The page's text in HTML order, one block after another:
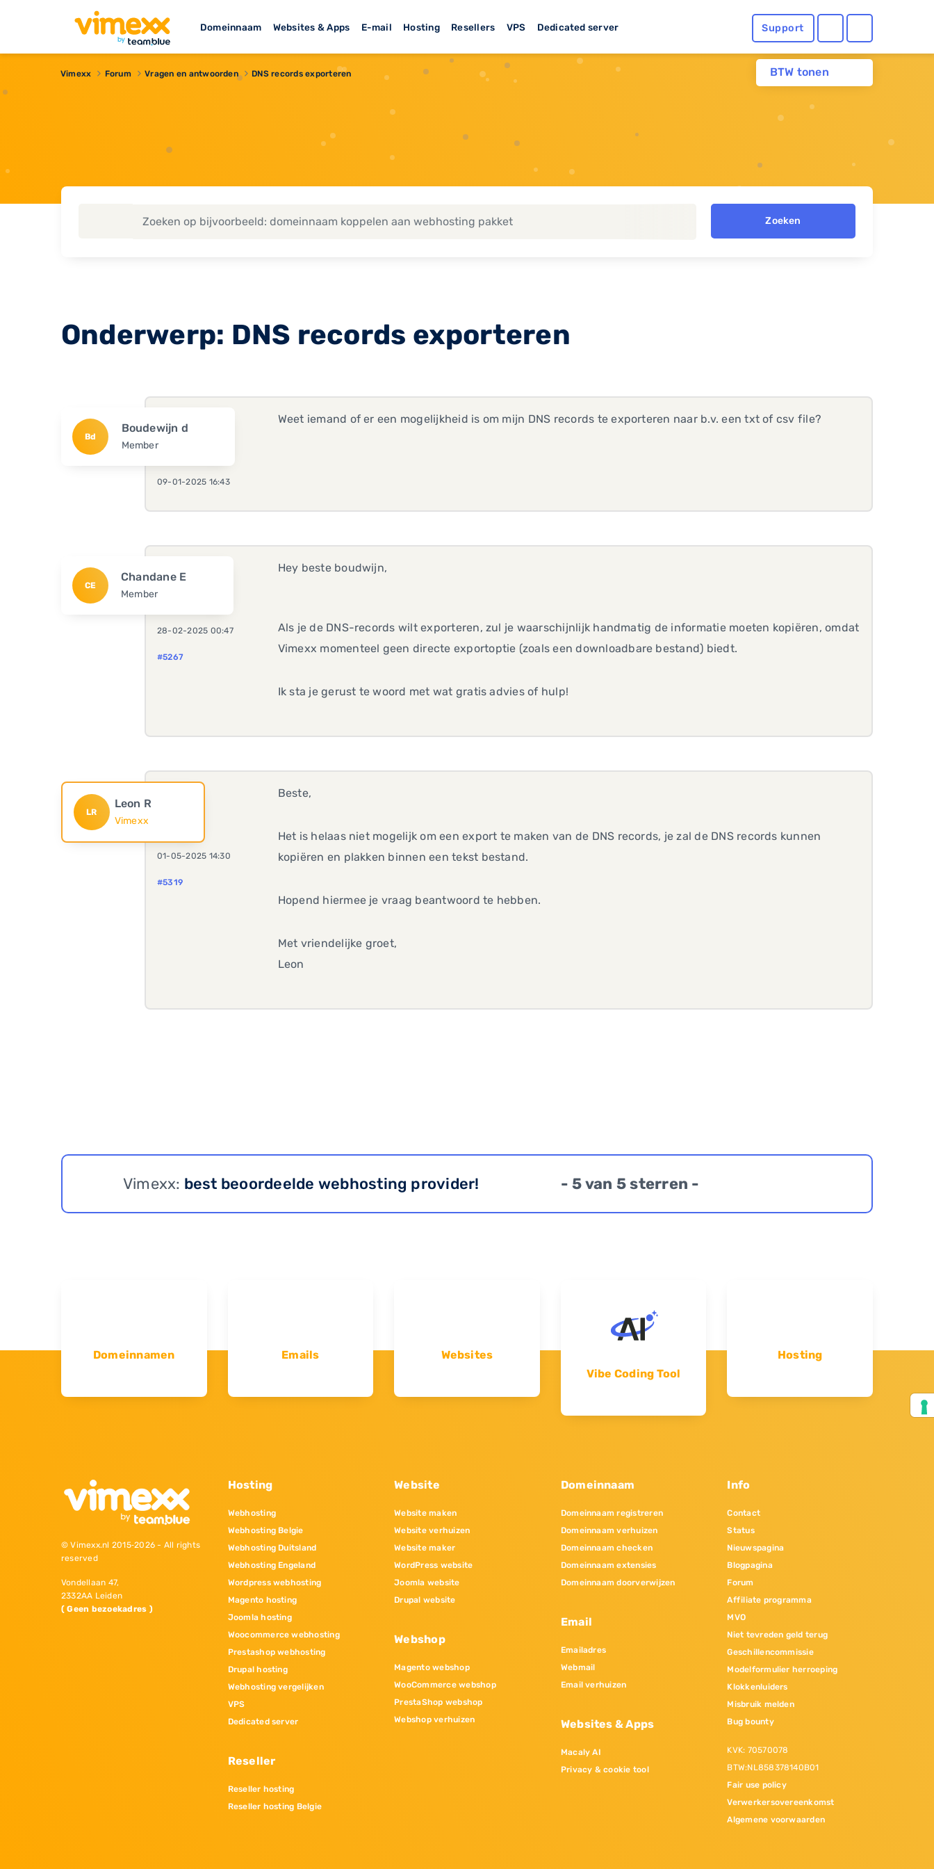
Domeinnaam Websites & Apps E-mail Hosting Resellers VPS Dedicated server Support
BTW tonen
Vimexx Forum Vragen en antwoorden DNS records exporteren
Zoeken
Onderwerp: DNS records exporteren
Bd
Boudewijn d
Member
09-01-2025 16:43
Weet iemand of er een mogelijkheid is om mijn DNS records te exporteren naar b.v. een txt of csv file?
CE
Chandane E
Member
28-02-2025 00:47
#5267
Hey beste boudwijn,
Als je de DNS-records wilt exporteren, zul je waarschijnlijk handmatig de informatie moeten kopiëren, omdat
Vimexx momenteel geen directe exportoptie (zoals een downloadbare bestand) biedt.
Ik sta je gerust te woord met wat gratis advies of hulp!
LR
Leon R
Vimexx
01-05-2025 14:30
#5319
Beste,
Het is helaas niet mogelijk om een export te maken van de DNS records, je zal de DNS records kunnen
kopiëren en plakken binnen een tekst bestand.
Hopend hiermee je vraag beantwoord te hebben.
Met vriendelijke groet,
Leon
Vimexx: best beoordeelde webhosting provider! - 5 van 5 sterren -
Domeinnamen Emails
Websites
Vibe Coding Tool
Hosting
© Vimexx.nl 2015‐2026 - All rights
reserved
Vondellaan 47,
2332AA Leiden
( Geen bezoekadres )
Hosting
Webhosting
Webhosting Belgie
Webhosting Duitsland
Webhosting Engeland
Wordpress webhosting
Magento hosting
Joomla hosting
Woocommerce webhosting
Prestashop webhosting
Drupal hosting
Webhosting vergelijken
VPS
Dedicated server
Reseller
Reseller hosting
Reseller hosting Belgie
Website
Website maken
Website verhuizen
Website maker
WordPress website
Joomla website
Drupal website
Webshop
Magento webshop
WooCommerce webshop
PrestaShop webshop
Webshop verhuizen
Domeinnaam
Domeinnaam registreren
Domeinnaam verhuizen
Domeinnaam checken
Domeinnaam extensies
Domeinnaam doorverwijzen
Email
Emailadres
Webmail
Email verhuizen
Websites & Apps
Macaly AI
Privacy & cookie tool
Info
Contact
Status
Nieuwspagina
Blogpagina
Forum
Affiliate programma
MVO
Niet tevreden geld terug
Geschillencommissie
Modelformulier herroeping
Klokkenluiders
Misbruik melden
Bug bounty
KVK: 70570078
BTW:NL858378140B01
Fair use policy
Verwerkersovereenkomst
Algemene voorwaarden